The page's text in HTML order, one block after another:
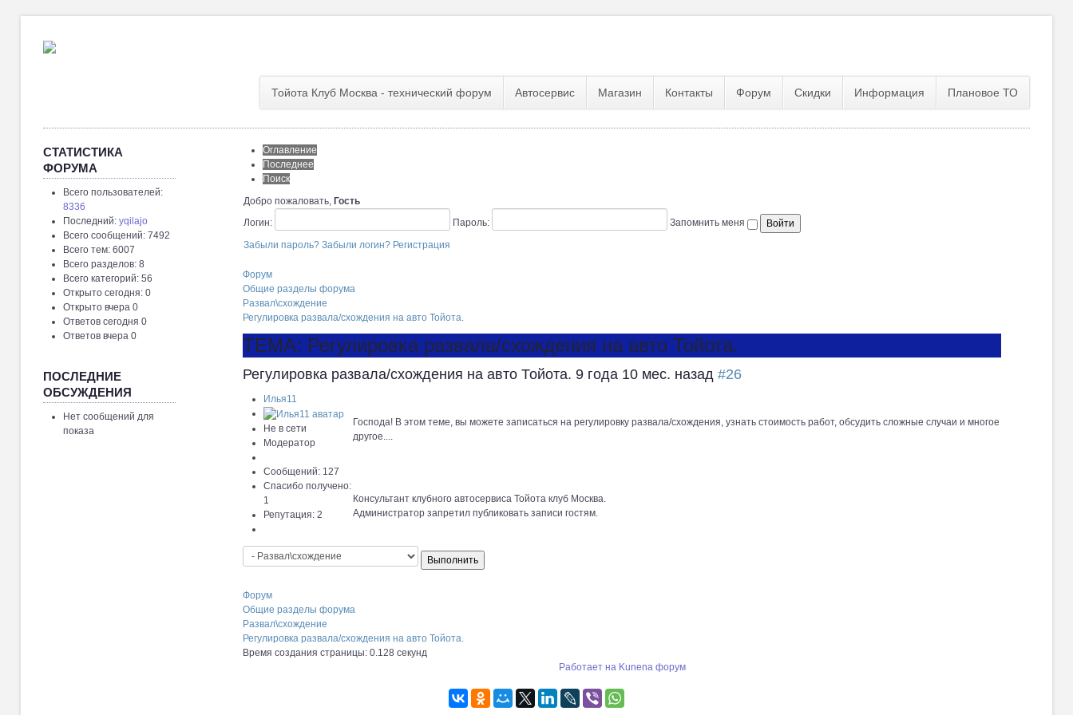
Тойота Клуб Москва - технический форум Автосервис Магазин Контакты Форум Скидки Информация Плановое ТО
СТАТИСТИКА
ФОРУМА
Всего пользователей:
8336
Последний: yqilajo
Всего сообщений: 7492
Всего тем: 6007
Всего разделов: 8
Всего категорий: 56
Открыто сегодня: 0
Открыто вчера 0
Ответов сегодня 0
Ответов вчера 0
ПОСЛЕДНИЕ
ОБСУЖДЕНИЯ
Нет сообщений для
показа
Оглавление
Последнее
Поиск
Добро пожаловать, Гость
Логин:
Пароль: Запомнить меня
Забыли пароль? Забыли логин? Регистрация
Форум
Общие разделы форума
Развал\схождение
Регулировка развала/схождения на авто Тойота.
ТЕМА: Регулировка развала/схождения на авто Тойота.
Регулировка развала/схождения на авто Тойота. 9 года 10 мес. назад #26
Илья11
Не в сети
Модератор
Сообщений: 127
Спасибо получено:
1
Репутация: 2
Господа! В этом теме, вы можете записаться на регулировку развала/схождения, узнать стоимость работ, обсудить сложные случаи и многое
другое....
Консультант клубного автосервиса Тойота клуб Москва.
Администратор запретил публиковать записи гостям.
Форум
Общие разделы форума
Развал\схождение
Регулировка развала/схождения на авто Тойота.
Время создания страницы: 0.128 секунд
Работает на Kunena форум